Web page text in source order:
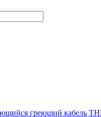
греющий кабель